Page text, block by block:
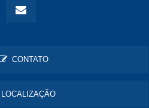
CONTATO